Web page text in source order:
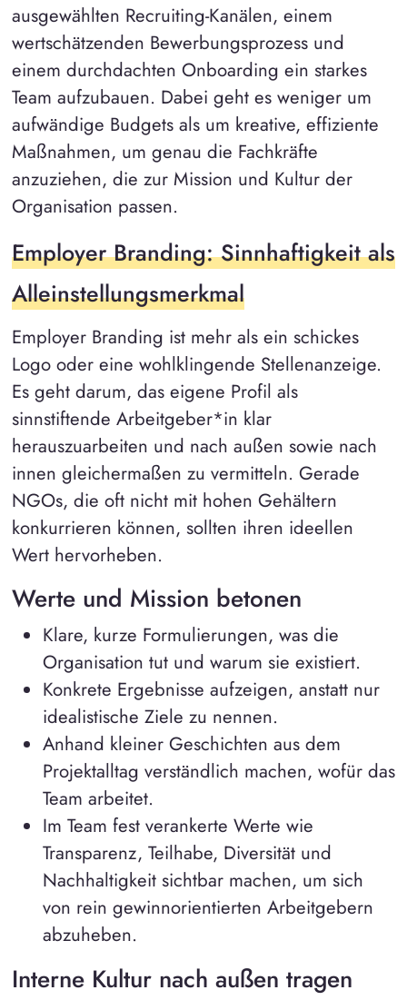
ausgewählten Recruiting-Kanälen, einem
wertschätzenden Bewerbungsprozess und
einem durchdachten Onboarding ein starkes
Team aufzubauen. Dabei geht es weniger um
aufwändige Budgets als um kreative, effiziente
Maßnahmen, um genau die Fachkräfte
anzuziehen, die zur Mission und Kultur der
Organisation passen.
Employer Branding: Sinnhaftigkeit als
Alleinstellungsmerkmal
Employer Branding ist mehr als ein schickes
Logo oder eine wohlklingende Stellenanzeige.
Es geht darum, das eigene Profil als
sinnstiftende Arbeitgeber*in klar
herauszuarbeiten und nach außen sowie nach
innen gleichermaßen zu vermitteln. Gerade
NGOs, die oft nicht mit hohen Gehältern
konkurrieren können, sollten ihren ideellen
Wert hervorheben.
Werte und Mission betonen
Klare, kurze Formulierungen, was die
Organisation tut und warum sie existiert.
Konkrete Ergebnisse aufzeigen, anstatt nur
idealistische Ziele zu nennen.
Anhand kleiner Geschichten aus dem
Projektalltag verständlich machen, wofür das
Team arbeitet.
Im Team fest verankerte Werte wie
Transparenz, Teilhabe, Diversität und
Nachhaltigkeit sichtbar machen, um sich
von rein gewinnorientierten Arbeitgebern
abzuheben.
Interne Kultur nach außen tragen